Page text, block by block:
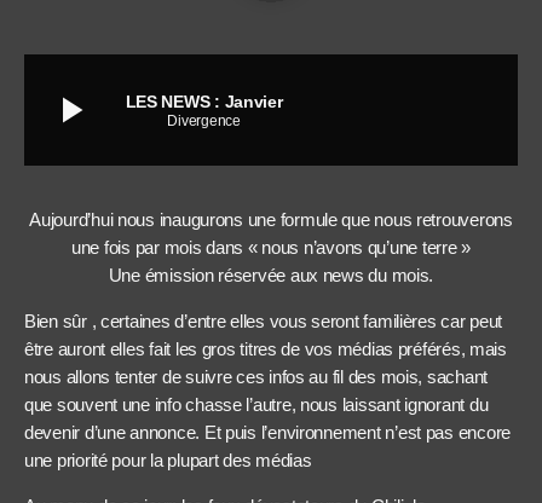
play_arrow LES NEWS : Janvier
Divergence
Aujourd’hui nous inaugurons une formule que nous retrouverons
une fois par mois dans « nous n’avons qu’une terre »
Une émission réservée aux news du mois.
Bien sûr , certaines d’entre elles vous seront familières car peut
être auront elles fait les gros titres de vos médias préférés, mais
nous allons tenter de suivre ces infos au fil des mois, sachant
que souvent une info chasse l’autre, nous laissant ignorant du
devenir d’une annonce. Et puis l’environnement n’est pas encore
une priorité pour la plupart des médias